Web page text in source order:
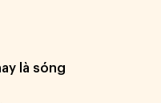
là sóng